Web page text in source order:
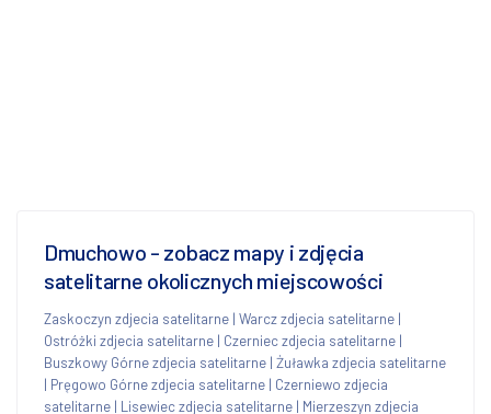
Dmuchowo - zobacz mapy i zdjęcia
satelitarne okolicznych miejscowości
Zaskoczyn zdjecia satelitarne | Warcz zdjecia satelitarne |
Ostróżki zdjecia satelitarne | Czerniec zdjecia satelitarne |
Buszkowy Górne zdjecia satelitarne | Żuławka zdjecia satelitarne
| Pręgowo Górne zdjecia satelitarne | Czerniewo zdjecia
satelitarne | Lisewiec zdjecia satelitarne | Mierzeszyn zdjecia